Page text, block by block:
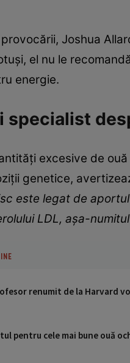
Joshua
el nu le
energie.
specialist
excesive de
genetice,
este legat de
LDL, așa-
renumit de la Harvard
pentru cele mai bune ouă